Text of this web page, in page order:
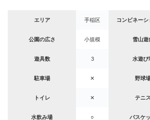
エリア 手稲区 コンビネーシ
公園の広さ 小規模 雪山遊
遊具数 3 水遊び
駐車場 ✕ 野球
トイレ ✕ テニス
水飲み場 ○ バスケ